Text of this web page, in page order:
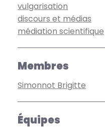
vulgarisation
discours et médias
médiation scientifique
Membres
Simonnot Brigitte
Équipes